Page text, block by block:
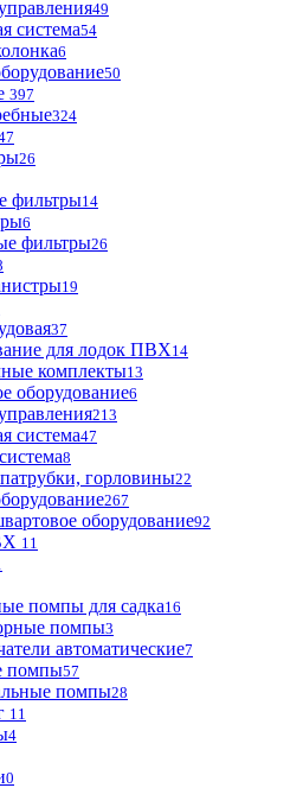
49
система54
6
50
397
324
26
фильтры14
6
фильтры26
19
37
для лодок ПВХ14
комплекты13
оборудование6
213
система47
8
горловины22
267
оборудование92
11
помпы для садка16
помпы3
автоматические7
помпы57
помпы28
11
4
0